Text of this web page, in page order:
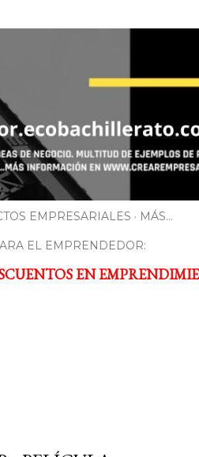
EMPRESARIALES MÁS…
EL EMPRENDEDOR:
EN